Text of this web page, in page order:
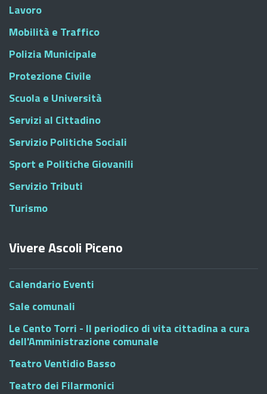
Lavoro
Mobilità e Traffico
Polizia Municipale
Protezione Civile
Scuola e Università
Servizi al Cittadino
Servizio Politiche Sociali
Sport e Politiche Giovanili
Servizio Tributi
Turismo
Vivere Ascoli Piceno
Calendario Eventi
Sale comunali
Le Cento Torri - Il periodico di vita cittadina a cura
dell'Amministrazione comunale
Teatro Ventidio Basso
Teatro dei Filarmonici